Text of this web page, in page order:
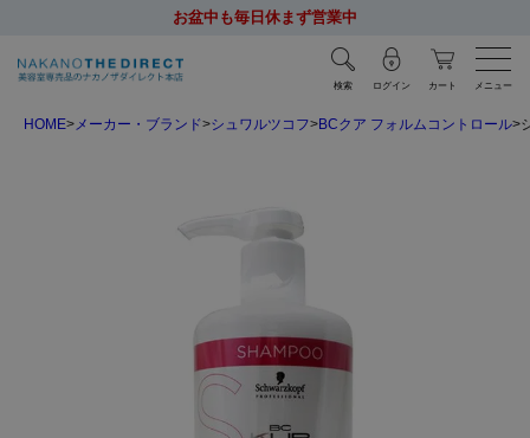
お盆中も毎日休まず営業中
検索 ログイン カート メニュー
HOME メーカー・ブランド シュワルツコフ BCクア フォルムコントロール